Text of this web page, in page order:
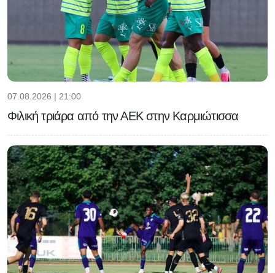
07.08.2026 | 21:00
Φιλική τριάρα από την ΑΕΚ στην Καρμιώτισσα